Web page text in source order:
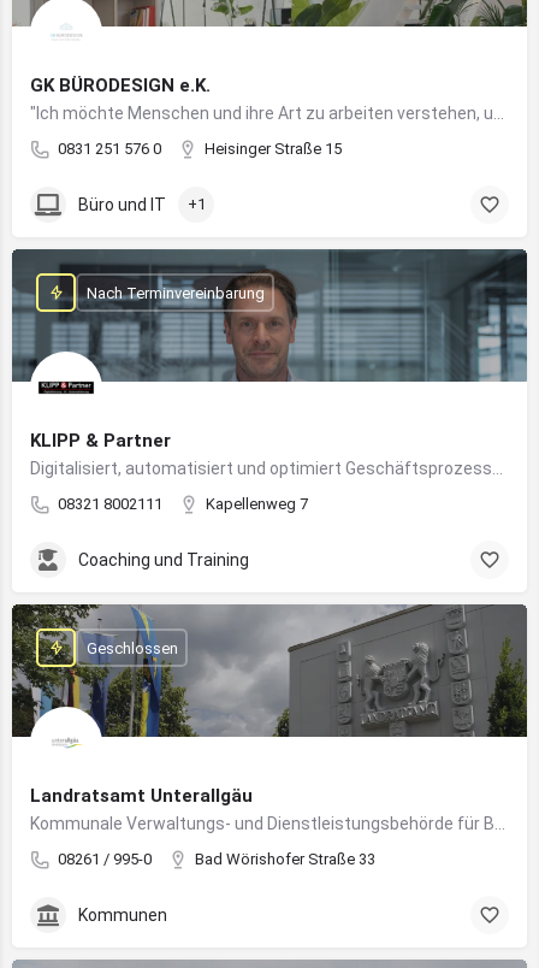
GK BÜRODESIGN e.K.
0831 251 576 0 Heisinger Straße 15
Büro und IT +1
KLIPP & Partner
08321 8002111 Kapellenweg 7
Nach Terminvereinbarung
Coaching und Training
Landratsamt Unterallgäu
08261 / 995-0 Bad Wörishofer Straße 33
Geschlossen
Kommunen